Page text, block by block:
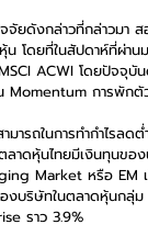
จัยดังกล่าวที่กล่าวมา
น โดยที่ในสัปดาห์ที่ผ่า
ACWI โดยปัจจุบั
Momentum การพักตั
ามารถในการทำกำไร
ลาดหุ้นไทยมีเงินทุนขอ
Market หรือ EM
องบริษัทในตลาดหุ้นกลุ่
ราว 3.9%